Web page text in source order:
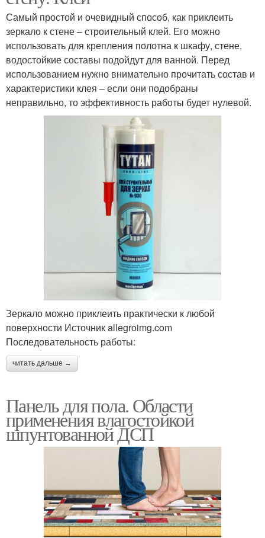
Самый простой и очевидный способ, как приклеить
зеркало к стене – строительный клей. Его можно
использовать для крепления полотна к шкафу, стене,
водостойкие составы подойдут для ванной. Перед
использованием нужно внимательно прочитать состав и
характеристики клея – если они подобраны
неправильно, то эффективность работы будет нулевой.
Зеркало можно приклеить практически к любой
поверхности Источник allegroimg.com
Последовательность работы:
читать дальше →
Панель для пола. Области
применения влагостойкой
шпунтованной ДСП